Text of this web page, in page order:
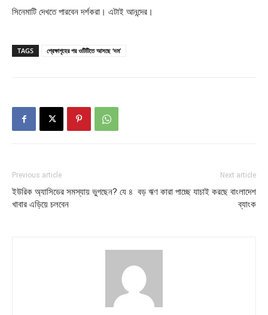
সিনেমাটি দেখতে পারবেন দর্শকরা। এটাই আনন্দের।
TAGS প্রেক্ষাগৃহের পর ওটিটিতে আসছে ‘দম’
Previous article
ইউরিক অ্যাসিডের সমস্যায় ভুগছেন? যে ৪
খাবার এড়িয়ে চলবেন
Next article
বড় ঋণ কারা পাচ্ছে যাচাই করছে বাংলাদেশ
ব্যাংক